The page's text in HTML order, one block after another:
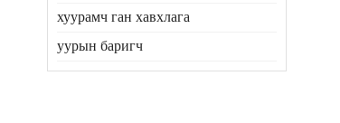
хуурамч ган хавхлага
уурын баригч